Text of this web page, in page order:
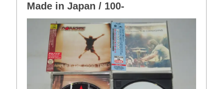
Made in Japan / 100-